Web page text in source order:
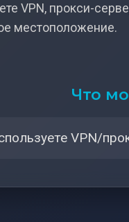
VPN, прокси-
местоположение.
Что
VPN/